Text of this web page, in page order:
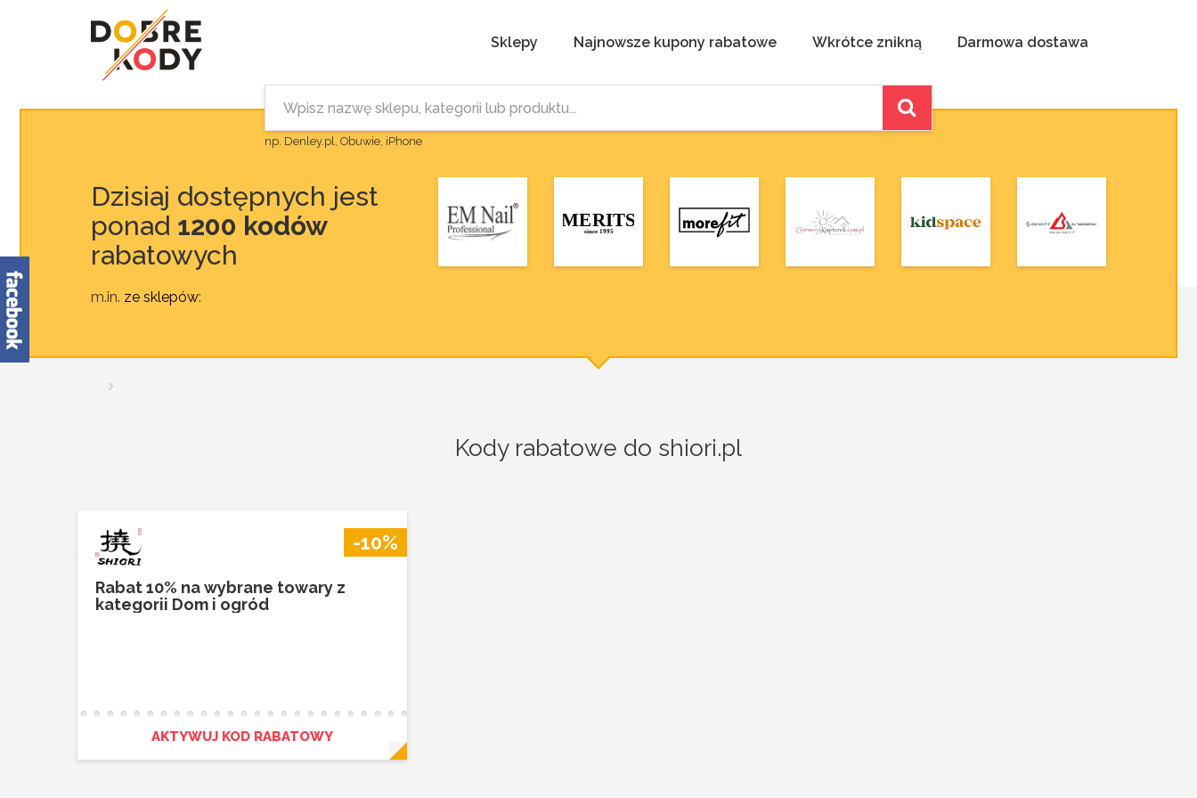
Sklepy Najnowsze kupony rabatowe Wkrótce znikną Darmowa dostawa
np. Denley.pl, Obuwie, iPhone
Dzisiaj dostępnych jest
ponad 1200 kodów
rabatowych
m.in. ze sklepów:
Kody rabatowe do shiori.pl
-10%
Rabat 10% na wybrane towary z
kategorii Dom i ogród
AKTYWUJ KOD RABATOWY